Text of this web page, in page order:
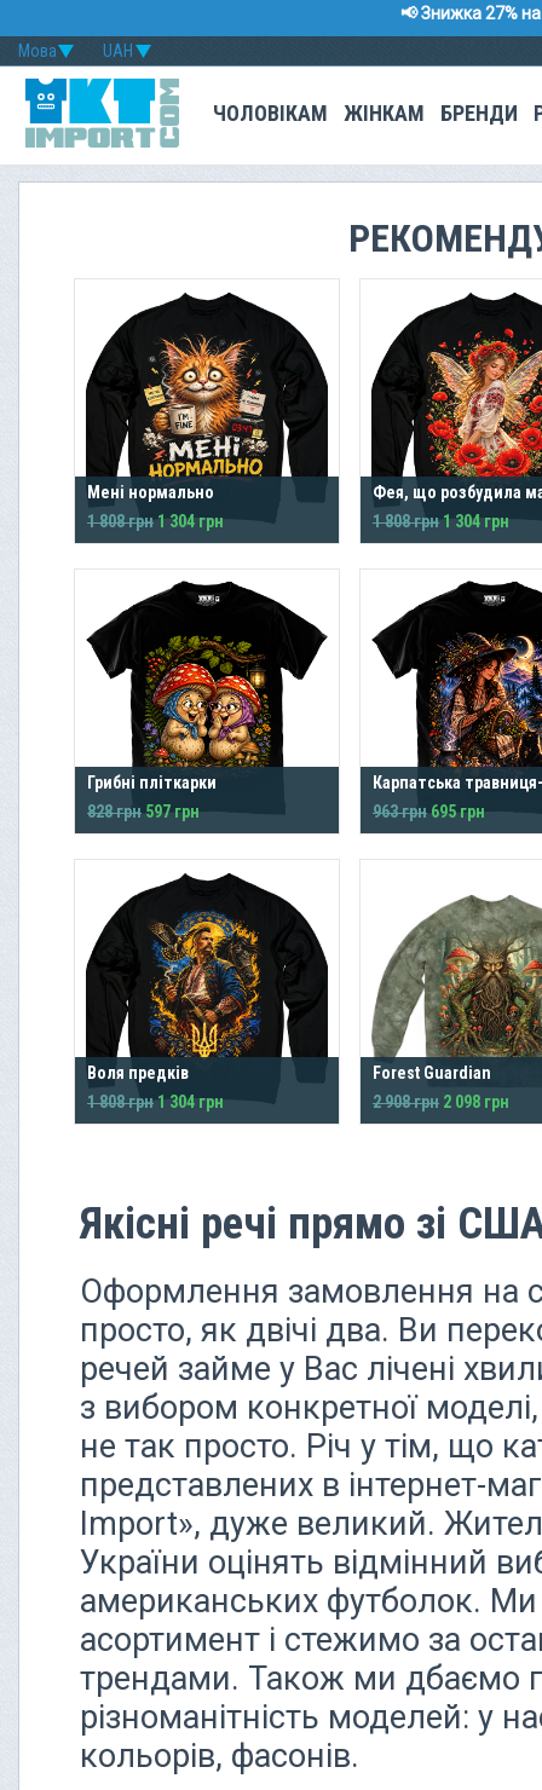
📢 Знижка 27%
UAH
Мова
ЧОЛОВІКАМ ЖІНКАМ БРЕНДИ
Мені нормально
1 808 грн1 304 грн
Фея, що розбудила
1 808 грн1 304 грн
Грибні пліткарки
828 грн 597 грн
Карпатська
963 грн 695 грн
Воля предків
1 808 грн1 304 грн
Forest Guardian
2 908 грн 2 098 грн
Якісні речі прямо зі
Оформлення замовлення на
просто, як двічі два. Ви
речей займе у Вас лічені
з вибором конкретної
не так просто. Річ у тім, що
представлених в інтернет-
Import», дуже великий.
України оцінять відмінний
американських футболок.
асортимент і стежимо за
трендами. Також ми дбаємо
різноманітність моделей: у
кольорів, фасонів.